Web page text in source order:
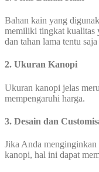
Bahan kain yang
memiliki tingkat kualitas
dan tahan lama tentu
2. Ukuran Kanopi
Ukuran kanopi jelas
mempengaruhi harga.
3. Desain dan
Jika Anda menginginkan
kanopi, hal ini dapat